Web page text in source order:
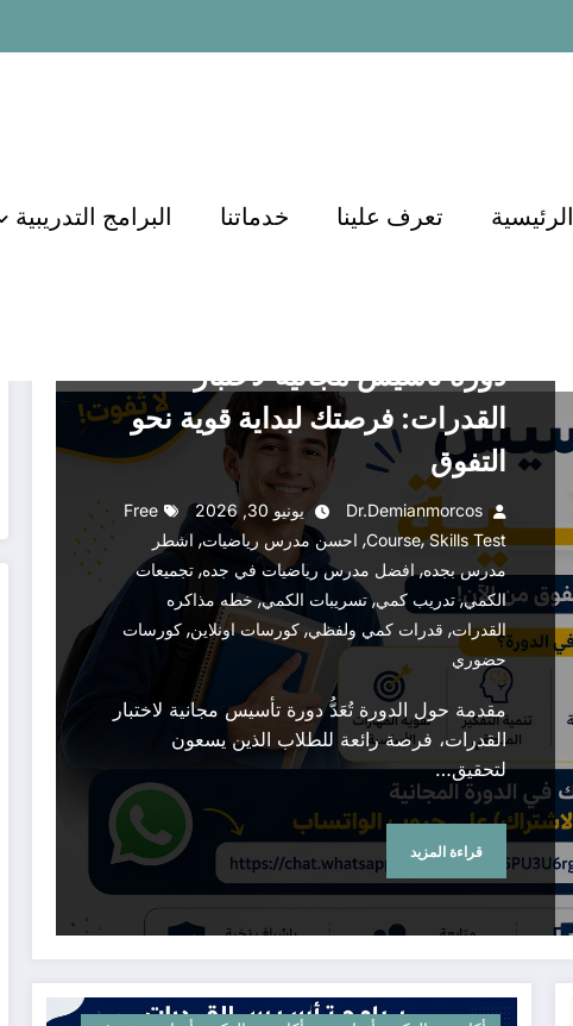
الرئيسية تعرف علينا خدماتنا البرامج التدريبية
دورة تأسيس مجانية لاختبار
القدرات: فرصتك لبداية قوية نحو
التفوق
Dr.demianmorcos يونيو 30, 2026
Free
Course,Skills Test
, احسن مدرس رياضيات, اشطر
مدرس بجده,افضل مدرس رياضيات في جده, تجميعات
الكمي,تدريب كمي,تسريبات الكمي,خطه مذاكره
القدرات, قدرات كمي ولفظي, كورسات اونلاين, كورسات
حضوري
مقدمة حول الدورة تُعَدُّ دورة تأسيس مجانية لاختبار
القدرات، فرصة رائعة للطلاب الذين يسعون
لتحقيق…
قراءة المزيد